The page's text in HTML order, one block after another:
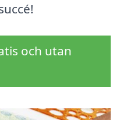
och utan